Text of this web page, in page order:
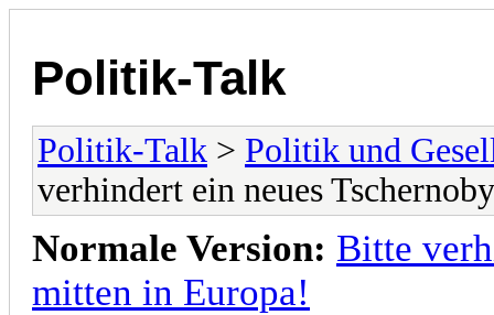
Politik-Talk
Politik-Talk > Politik und
verhindert ein neues
Normale Version: Bitte
mitten in Europa!